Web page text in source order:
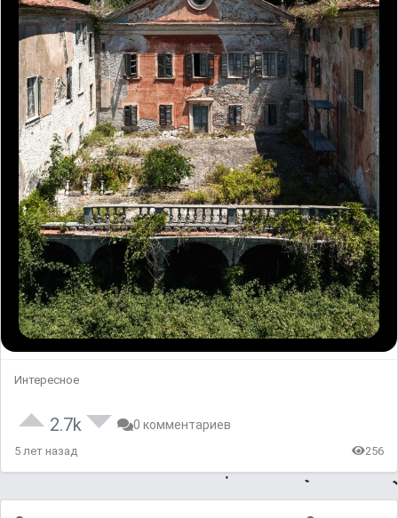
Интересное
2.7k 0 комментариев
5 лет назад 256